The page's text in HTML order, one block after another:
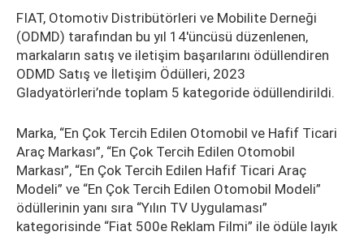
FIAT, Otomotiv Distribütörleri ve Mobilite Derneği
(ODMD) tarafından bu yıl 14'üncüsü düzenlenen,
markaların satış ve iletişim başarılarını ödüllendiren
ODMD Satış ve İletişim Ödülleri, 2023
Gladyatörleri’nde toplam 5 kategoride ödüllendirildi.
Marka, “En Çok Tercih Edilen Otomobil ve Hafif Ticari
Araç Markası”, “En Çok Tercih Edilen Otomobil
Markası”, “En Çok Tercih Edilen Hafif Ticari Araç
Modeli” ve “En Çok Tercih Edilen Otomobil Modeli”
ödüllerinin yanı sıra “Yılın TV Uygulaması”
kategorisinde “Fiat 500e Reklam Filmi” ile ödüle layık